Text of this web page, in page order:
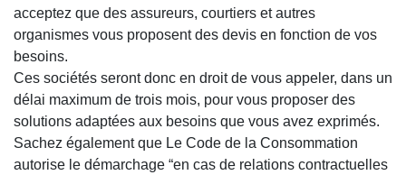
acceptez que des assureurs, courtiers et autres
organismes vous proposent des devis en fonction de vos
besoins.
Ces sociétés seront donc en droit de vous appeler, dans un
délai maximum de trois mois, pour vous proposer des
solutions adaptées aux besoins que vous avez exprimés.
Sachez également que Le Code de la Consommation
autorise le démarchage “en cas de relations contractuelles